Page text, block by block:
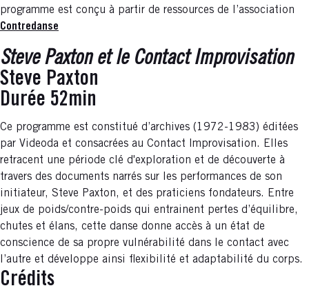
programme est conçu à partir de ressources de l’association
Contredanse
Steve Paxton et le Contact Improvisation
Steve Paxton
Durée 52min
Ce programme est constitué d’archives (1972-1983) éditées
par Videoda et consacrées au Contact Improvisation. Elles
retracent une période clé d'exploration et de découverte à
travers des documents narrés sur les performances de son
initiateur, Steve Paxton, et des praticiens fondateurs. Entre
jeux de poids/contre-poids qui entrainent pertes d’équilibre,
chutes et élans, cette danse donne accès à un état de
conscience de sa propre vulnérabilité dans le contact avec
l’autre et développe ainsi flexibilité et adaptabilité du corps.
Crédits